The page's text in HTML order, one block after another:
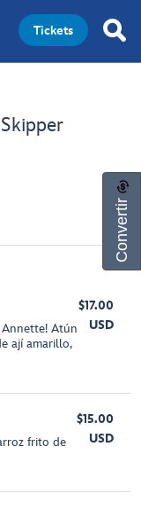
Tickets
Annette! Atún
ají amarillo,
$17.00
USD
frito de
$15.00
USD
Convertir